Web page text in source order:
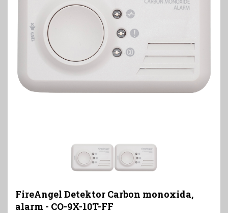
FireAngel Detektor Carbon monoxida,
alarm - CO-9X-10T-FF